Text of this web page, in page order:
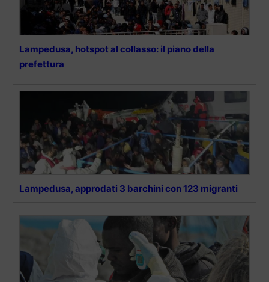
Lampedusa, hotspot al collasso: il piano della
prefettura
Lampedusa, approdati 3 barchini con 123 migranti